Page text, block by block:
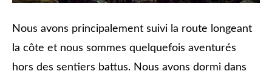
Nous avons principalement suivi la route longeant
la côte et nous sommes quelquefois aventurés
hors des sentiers battus. Nous avons dormi dans